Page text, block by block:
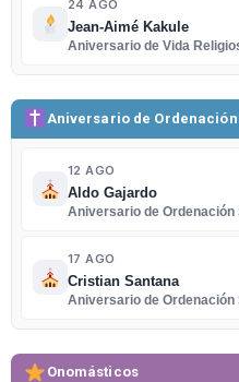
24 AGO
Jean-Aimé Kakule
Aniversario de Vida
Aniversario de Ordenación
12 AGO
Aldo Gajardo
Aniversario de Ordenación
17 AGO
Cristian Santana
Aniversario de Ordenación
Onomásticos